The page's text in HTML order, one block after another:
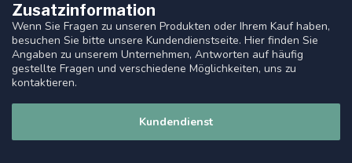
Zusatzinformation
Wenn Sie Fragen zu unseren Produkten oder Ihrem Kauf haben,
besuchen Sie bitte unsere Kundendienstseite. Hier finden Sie
Angaben zu unserem Unternehmen, Antworten auf häufig
gestellte Fragen und verschiedene Möglichkeiten, uns zu
kontaktieren.
Kundendienst